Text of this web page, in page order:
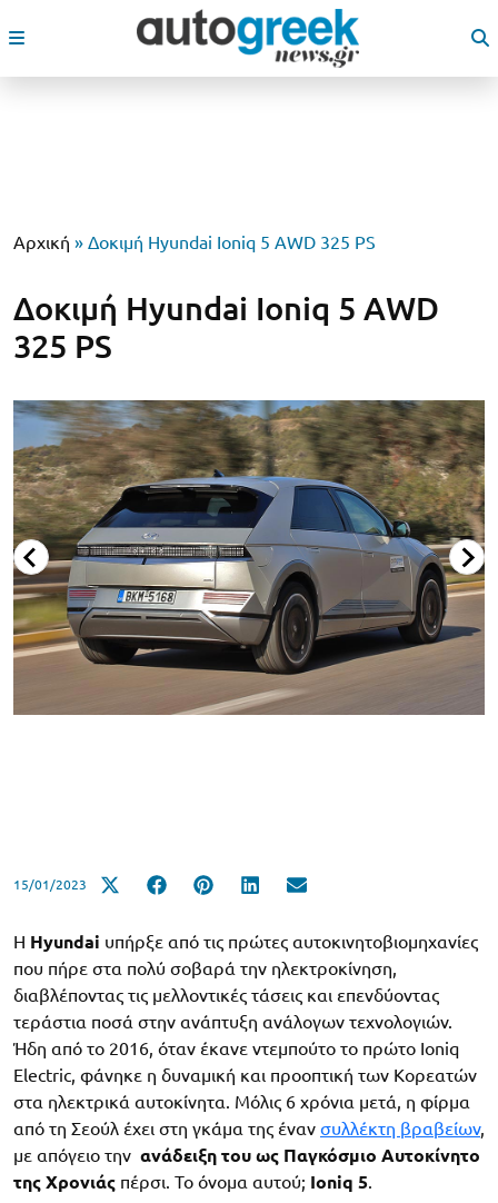
Αρχική » Δοκιμή Hyundai Ioniq 5 AWD 325 PS
Δοκιμή Hyundai Ioniq 5 AWD
325 PS
15/01/2023
Η Hyundai υπήρξε από τις πρώτες αυτοκινητοβιομηχανίες
που πήρε στα πολύ σοβαρά την ηλεκτροκίνηση,
διαβλέποντας τις μελλοντικές τάσεις και επενδύοντας
τεράστια ποσά στην ανάπτυξη ανάλογων τεχνολογιών.
Ήδη από το 2016, όταν έκανε ντεμπούτο το πρώτο Ioniq
Electric, φάνηκε η δυναμική και προοπτική των Κορεατών
στα ηλεκτρικά αυτοκίνητα. Μόλις 6 χρόνια μετά, η φίρμα
από τη Σεούλ έχει στη γκάμα της έναν συλλέκτη βραβείων,
με απόγειο την ανάδειξη του ως Παγκόσμιο Αυτοκίνητο
της Χρονιάς πέρσι. Το όνομα αυτού; Ioniq 5.